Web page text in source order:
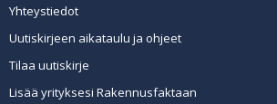
Yhteystiedot
Uutiskirjeen aikataulu ja ohjeet
Tilaa uutiskirje
Lisää yrityksesi Rakennusfaktaan